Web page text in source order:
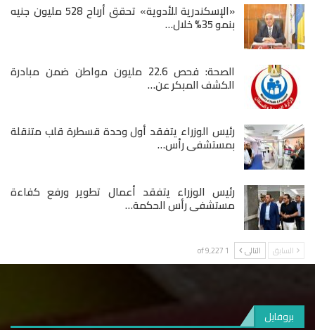
«الإسكندرية للأدوية» تحقق أرباح 528 مليون جنيه
بنمو 35% خلال…
الصحة: فحص 22.6 مليون مواطن ضمن مبادرة
الكشف المبكر عن…
رئيس الوزراء يتفقد أول وحدة قسطرة قلب متنقلة
بمستشفى رأس…
رئيس الوزراء يتفقد أعمال تطوير ورفع كفاءة
مستشفى رأس الحكمة…
السابق التالى 1 of 9٬227
بروفايل